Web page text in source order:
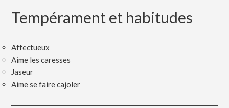
Tempérament et habitudes
Affectueux
Aime les caresses
Jaseur
Aime se faire cajoler